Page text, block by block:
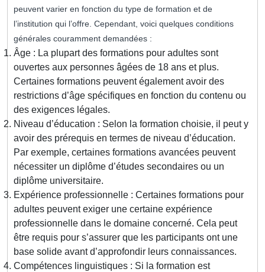
peuvent varier en fonction du type de formation et de
l’institution qui l’offre. Cependant, voici quelques conditions
générales couramment demandées :
Âge : La plupart des formations pour adultes sont
ouvertes aux personnes âgées de 18 ans et plus.
Certaines formations peuvent également avoir des
restrictions d’âge spécifiques en fonction du contenu ou
des exigences légales.
Niveau d’éducation : Selon la formation choisie, il peut y
avoir des prérequis en termes de niveau d’éducation.
Par exemple, certaines formations avancées peuvent
nécessiter un diplôme d’études secondaires ou un
diplôme universitaire.
Expérience professionnelle : Certaines formations pour
adultes peuvent exiger une certaine expérience
professionnelle dans le domaine concerné. Cela peut
être requis pour s’assurer que les participants ont une
base solide avant d’approfondir leurs connaissances.
Compétences linguistiques : Si la formation est